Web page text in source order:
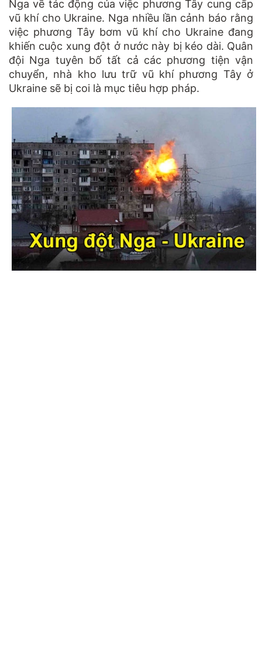
Nga về tác động của việc phương Tây cung cấp
vũ khí cho Ukraine. Nga nhiều lần cảnh báo rằng
việc phương Tây bơm vũ khí cho Ukraine đang
khiến cuộc xung đột ở nước này bị kéo dài. Quân
đội Nga tuyên bố tất cả các phương tiện vận
chuyển, nhà kho lưu trữ vũ khí phương Tây ở
Ukraine sẽ bị coi là mục tiêu hợp pháp.